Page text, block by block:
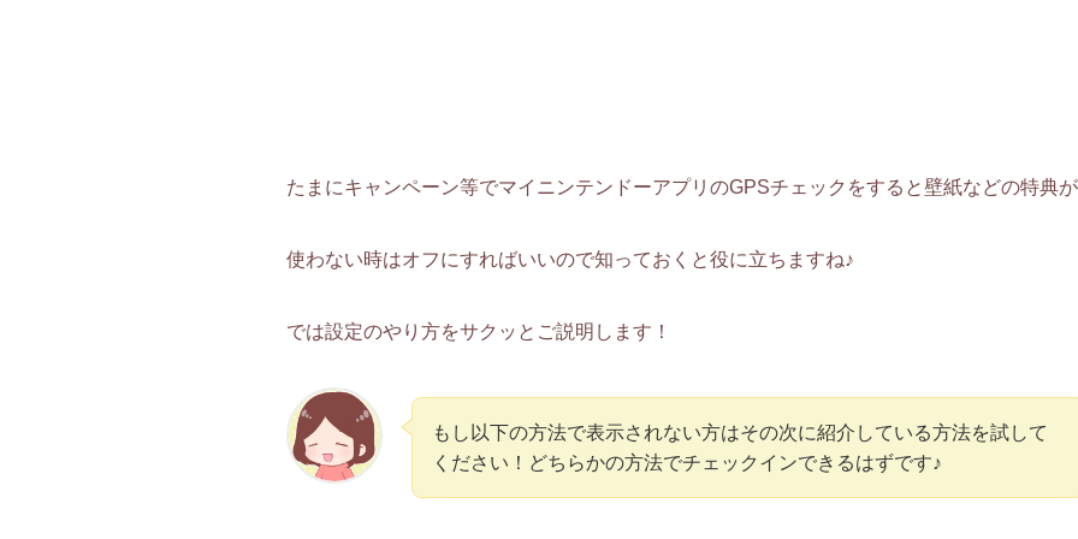
たまにキャンペーン等でマイニンテンドーアプリのGPSチェックをすると壁紙などの特典が
使わない時はオフにすればいいので知っておくと役に立ちますね♪
では設定のやり方をサクッとご説明します！
もし以下の方法で表示されない方はその次に紹介している方法を試して
ください！どちらかの方法でチェックインできるはずです♪